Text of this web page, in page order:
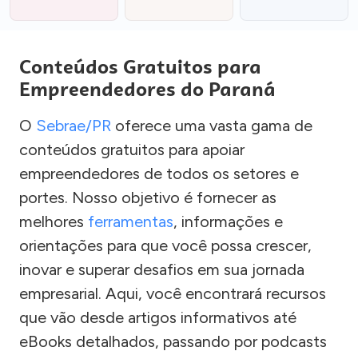
Conteúdos Gratuitos para
Empreendedores do Paraná
O Sebrae/PR oferece uma vasta gama de
conteúdos gratuitos para apoiar
empreendedores de todos os setores e
portes. Nosso objetivo é fornecer as
melhores ferramentas, informações e
orientações para que você possa crescer,
inovar e superar desafios em sua jornada
empresarial. Aqui, você encontrará recursos
que vão desde artigos informativos até
eBooks detalhados, passando por podcasts